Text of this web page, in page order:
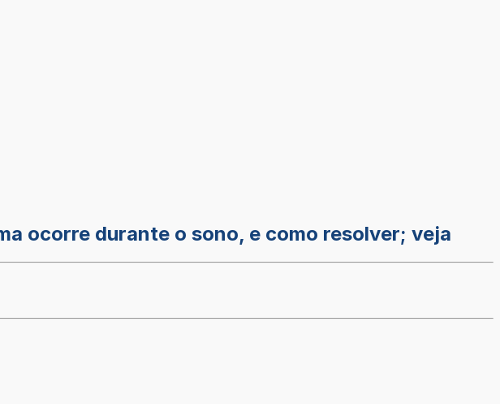
ocorre durante o sono, e como resolver; veja